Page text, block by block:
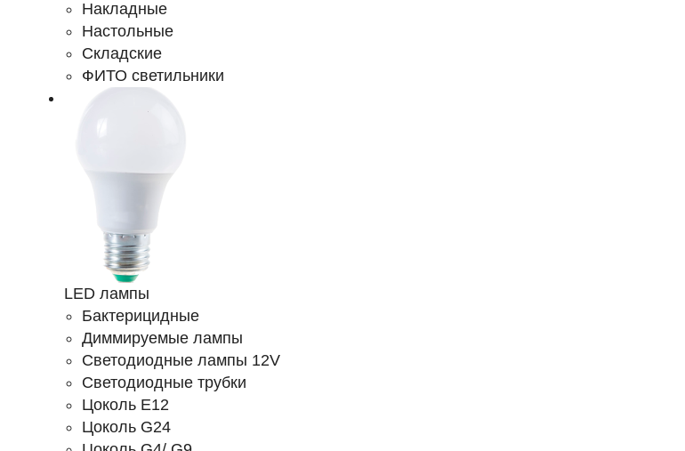
Накладные
Настольные
Складские
ФИТО светильники
LED лампы
Бактерицидные
Диммируемые лампы
Светодиодные лампы 12V
Светодиодные трубки
Цоколь E12
Цоколь G24